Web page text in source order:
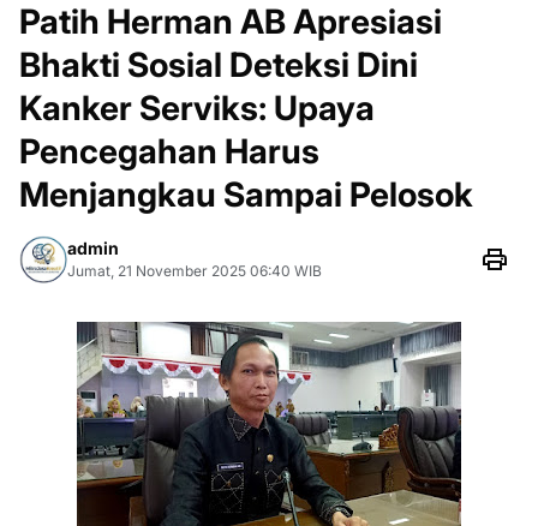
Patih Herman AB Apresiasi
Bhakti Sosial Deteksi Dini
Kanker Serviks: Upaya
Pencegahan Harus
Menjangkau Sampai Pelosok
admin
Jumat, 21 November 2025 06:40 WIB